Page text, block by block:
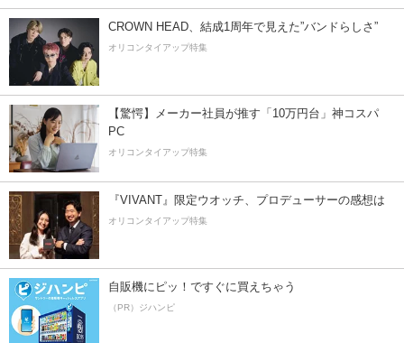
CROWN HEAD、結成1周年で見えた”バンドらしさ”
オリコンタイアップ特集
【驚愕】メーカー社員が推す「10万円台」神コスパ
PC
オリコンタイアップ特集
『VIVANT』限定ウオッチ、プロデューサーの感想は
オリコンタイアップ特集
自販機にピッ！ですぐに買えちゃう
（PR）ジハンピ